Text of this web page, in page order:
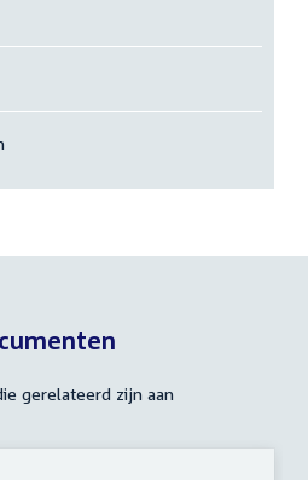
gerelateerd zijn aan